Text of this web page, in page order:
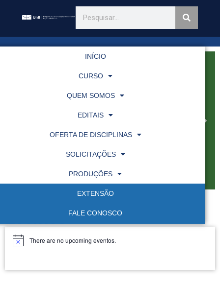
INÍCIO
CURSO
QUEM SOMOS
EDITAIS
OFERTA DE DISCIPLINAS
SOLICITAÇÕES
PRODUÇÕES
EXTENSÃO
FALE CONOSCO
There are no upcoming eventos.